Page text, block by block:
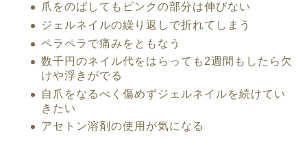
爪をのばしてもピンクの部分は伸びない
ジェルネイルの繰り返しで折れてしまう
ペラペラで痛みをともなう
数千円のネイル代をはらっても2週間もしたら欠
けや浮きがでる
自爪をなるべく傷めずジェルネイルを続けてい
きたい
アセトン溶剤の使用が気になる